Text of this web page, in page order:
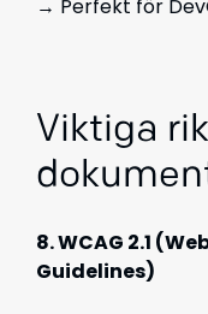
→ Perfekt för
Viktiga
8. WCAG 2.1
Guidelines)